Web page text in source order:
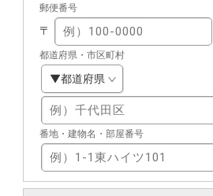
郵便番号
〒
都道府県・市区町村
番地・建物名・部屋番号